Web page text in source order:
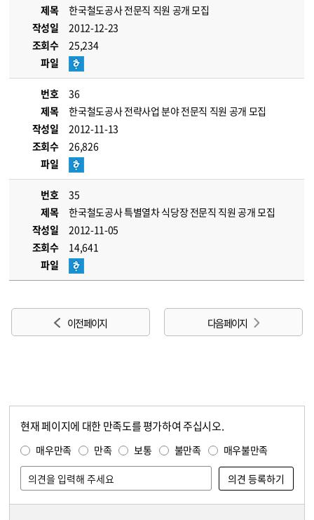
제목
한국철도공사 전문직 직원 공개 모집
작성일
2012-12-23
조회수
25,234
파일
번호
36
제목
한국철도공사 전략사업 분야 전문직 직원 공개 모집
작성일
2012-11-13
조회수
26,826
파일
번호
35
제목
한국철도공사 특별열차 식당장 전문직 직원 공개 모집
작성일
2012-11-05
조회수
14,641
파일
이전 페이지 다음 페이지
현재 페이지에 대한 만족도를 평가하여 주십시오.
매우만족 만족 보통 불만족 매우불만족